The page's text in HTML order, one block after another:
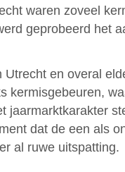
waren zoveel
geprobeerd het
en overal
kermisgebeuren,
jaarmarktkarakter
dat de een als
al ruwe uitspatting.